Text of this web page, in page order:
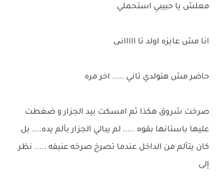
معلش يا حبيبي استحملي
انا مش عايزه اولد تا ااااانی
حاضر مش هتولدي تاني ..... اخر مره
صرخت شروق هكذا ثم امسكت بيد الجزار و ضغطت
عليها باستانها بقوه ..... لم يبالي الجزار بألم يده.... بل
كان يتألم من الداخل عندما تصرخ صرخه عنيفه ..... نظر
إلى